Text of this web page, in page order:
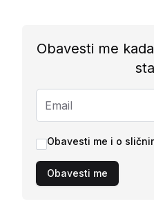
Obavesti me
Obavesti me i o
Obavesti me